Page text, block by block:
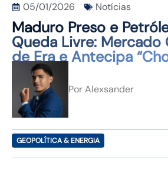
05/01/2026 Notícias
Maduro Preso e
Queda Livre: Mercado
de Era e Antecipa
Oferta”
PorAlexsander
GEOPOLÍTICA & ENERGIA